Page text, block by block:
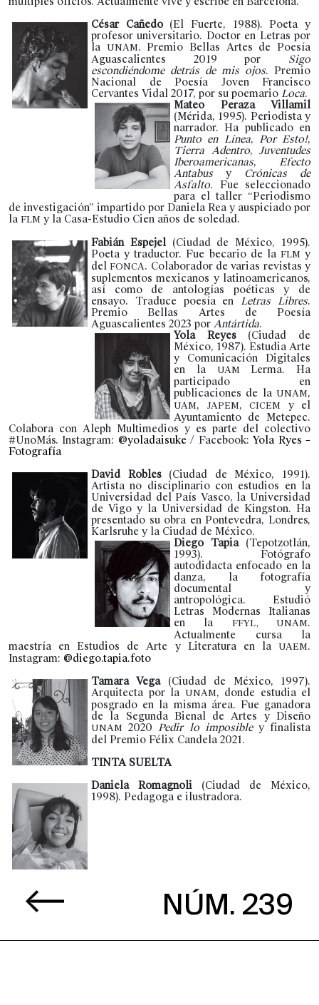
César Cañedo(El Fuerte, 1988). Poeta y
profesor universitario. Doctor en Letras por
la UNAM. Premio Bellas Artes de Poesía
Aguascalientes 2019 por Sigo
escondiéndome detrás de mis ojos. Premio
Nacional de Poesía Joven Francisco
Cervantes Vidal 2017, por su poemario Loca.
Mateo Peraza Villamil
(Mérida, 1995). Periodista y
narrador. Ha publicado en
Punto en Línea, Por Esto!,
Tierra Adentro, Juventudes
Iberoamericanas, Efecto
Antabus y Crónicas de
Asfalto. Fue seleccionado
para el taller “Periodismo
de investigación” impartido por Daniela Rea y auspiciado por
la FLM y la Casa-Estudio Cien años de soledad.
Fabián Espejel(Ciudad de México, 1995).
Poeta y traductor. Fue becario de la FLM y
delFONCA. Colaborador de varias revistas y
suplementos mexicanos y latinoamericanos,
así como de antologías poéticas y de
ensayo. Traduce poesía enLetras Libres.
Premio Bellas Artes de Poesía
Aguascalientes 2023 por Antártida.
Yola Reyes(Ciudad de
México, 1987). Estudia Arte
y Comunicación Digitales
en la UAM Lerma. Ha
participado en
publicaciones de la UNAM,
UAM, JAPEM, CICEM
y el
Ayuntamiento de Metepec.
Colabora con Aleph Multimedios y es parte del colectivo
#UnoMás. Instagram: @yoladaisuke / Facebook:Yola Ryes –
Fotografía
David Robles(Ciudad de México, 1991).
Artista no disciplinario con estudios en la
Universidad del País Vasco, la Universidad
de Vigo y la Universidad de Kingston. Ha
presentado su obra en Pontevedra, Londres,
Karlsruhe y la Ciudad de México.
Diego Tapia(Tepotzotlán,
1993). Fotógrafo
autodidacta enfocado en la
danza, la fotografía
documental y
antropológica. Estudió
Letras Modernas Italianas
en la FFYL, UNAM.
Actualmente cursa la
maestría en Estudios de Arte y Literatura en la UAEM.
Instagram: @diego.tapia.foto
Tamara Vega(Ciudad de México, 1997).
Arquitecta por la UNAM, donde estudia el
posgrado en la misma área. Fue ganadora
de la Segunda Bienal de Artes y Diseño
UNAM 2020Pedir lo imposibley finalista
del Premio Félix Candela 2021.
TINTA SUELTA
Daniela Romagnoli (Ciudad de México,
1998). Pedagoga e ilustradora.
NÚM. 239